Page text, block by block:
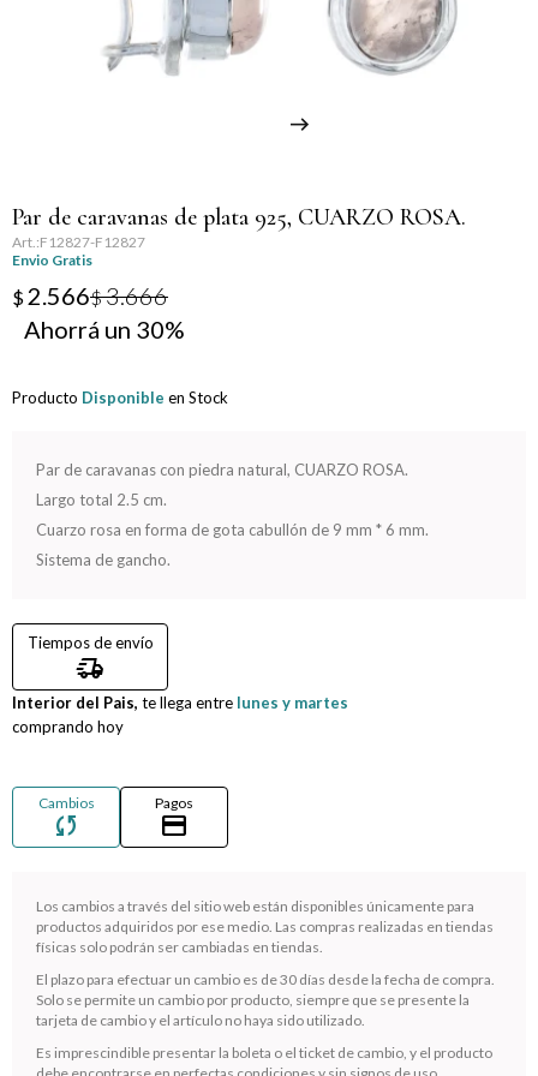
Par de caravanas de plata 925, CUARZO ROSA.
F12827-F12827
Envio Gratis
$ 2.566$3.666
30
Producto Disponible en Stock
Par de caravanas con piedra natural, CUARZO ROSA.
Largo total 2.5 cm.
Cuarzo rosa en forma de gota cabullón de 9 mm * 6 mm.
Sistema de gancho.
Tiempos de envío
delivery_truck_speed
Interior del Pais, te llega entre lunes y martes
comprando hoy
Cambios
sync
Pagos
credit_card
Los cambios a través del sitio web están disponibles únicamente para
productos adquiridos por ese medio. Las compras realizadas en tiendas
físicas solo podrán ser cambiadas en tiendas.
El plazo para efectuar un cambio es de 30 días desde la fecha de compra.
Solo se permite un cambio por producto, siempre que se presente la
tarjeta de cambio y el artículo no haya sido utilizado.
Es imprescindible presentar la boleta o el ticket de cambio, y el producto
¡Sumate a la forma más ágil de comprar!
Comprá en 3 cuotas sin recargo o hasta en 12
cuotas * ¡Solo con tu cédula!
* sujeto aprobación crediticia.
Día de la Mujer
Día del Amigo
Día del Maestro
Día del Padre
Graduación
Nacimiento
San Valentín
Día del niño